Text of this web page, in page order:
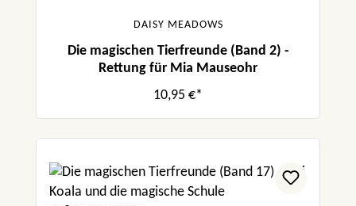
DAISY MEADOWS
Die magischen Tierfreunde (Band 2) -
Rettung für Mia Mauseohr
10,95 €*